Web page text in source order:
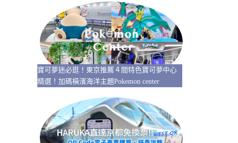
寶可夢迷必逛！東京推薦４間特色寶可夢中心
精選！加碼橫濱海洋主題Pokemon center